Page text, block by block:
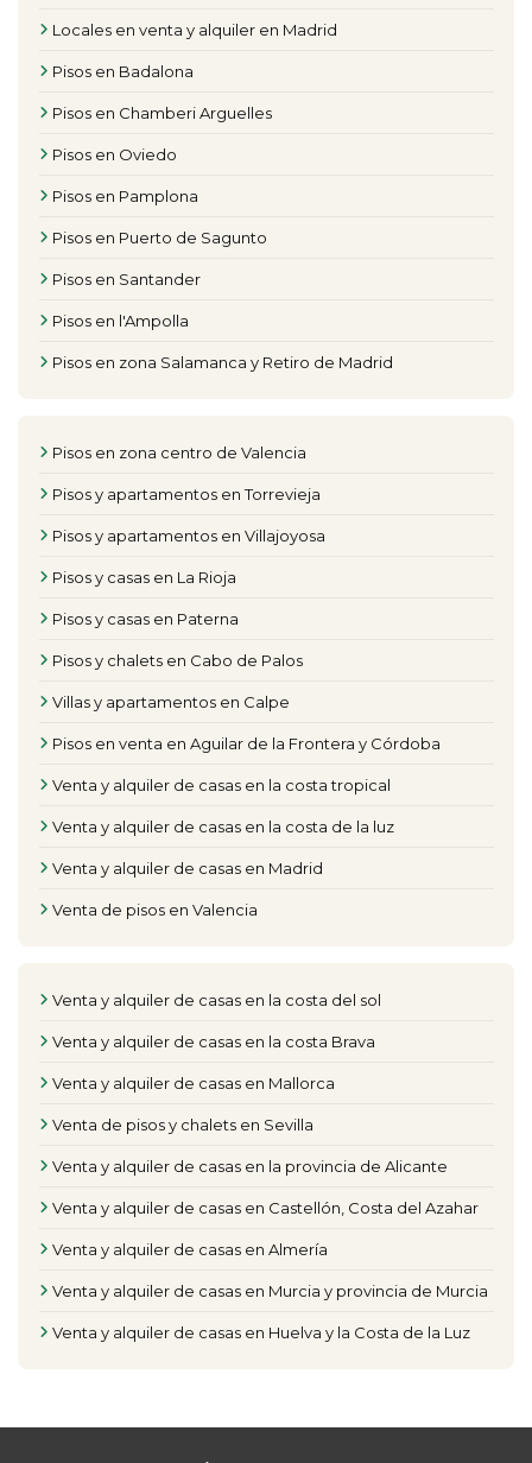
Locales en venta y alquiler en Madrid
Pisos en Badalona
Pisos en Chamberi Arguelles
Pisos en Oviedo
Pisos en Pamplona
Pisos en Puerto de Sagunto
Pisos en Santander
Pisos en l'Ampolla
Pisos en zona Salamanca y Retiro de Madrid
Pisos en zona centro de Valencia
Pisos y apartamentos en Torrevieja
Pisos y apartamentos en Villajoyosa
Pisos y casas en La Rioja
Pisos y casas en Paterna
Pisos y chalets en Cabo de Palos
Villas y apartamentos en Calpe
Pisos en venta en Aguilar de la Frontera y Córdoba
Venta y alquiler de casas en la costa tropical
Venta y alquiler de casas en la costa de la luz
Venta y alquiler de casas en Madrid
Venta de pisos en Valencia
Venta y alquiler de casas en la costa del sol
Venta y alquiler de casas en la costa Brava
Venta y alquiler de casas en Mallorca
Venta de pisos y chalets en Sevilla
Venta y alquiler de casas en la provincia de Alicante
Venta y alquiler de casas en Castellón, Costa del Azahar
Venta y alquiler de casas en Almería
Venta y alquiler de casas en Murcia y provincia de Murcia
Venta y alquiler de casas en Huelva y la Costa de la Luz